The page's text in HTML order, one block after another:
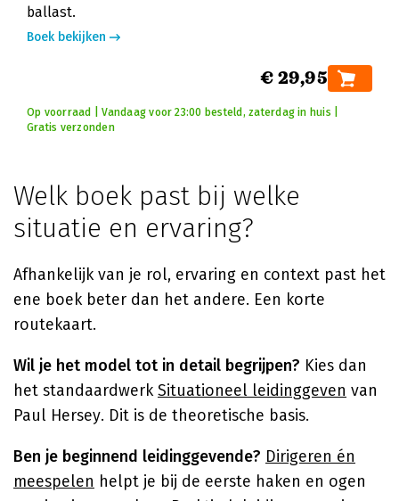
ballast.
Boek bekijken
€ 29,95
Op voorraad | Vandaag voor 23:00 besteld, zaterdag in huis |
Gratis verzonden
Welk boek past bij welke
situatie en ervaring?
Afhankelijk van je rol, ervaring en context past het
ene boek beter dan het andere. Een korte
routekaart.
Wil je het model tot in detail begrijpen? Kies dan
het standaardwerkSituationeel leidinggeven van
Paul Hersey. Dit is de theoretische basis.
Ben je beginnend leidinggevende? Dirigeren én
meespelen helpt je bij de eerste haken en ogen